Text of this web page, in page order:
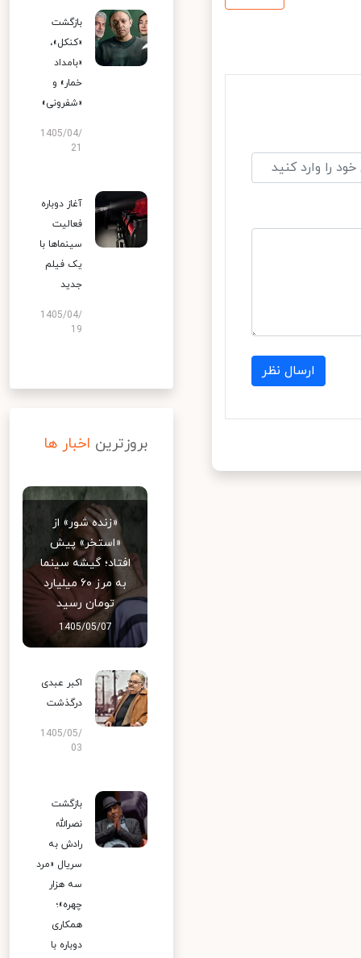
ارسال نظر
بازگشت
«کنکل»،
«بامداد
خمار» و
«شفرونی»
1405/04/
آغاز دوباره
فعالیت
سینماها با
یک فیلم
جدید
1405/04/
19
بروزترین اخبار ها
«زنده شور» از
«استخر» پیش
افتاد؛ گیشه سینما
به مرز ۶۰ میلیارد
تومان رسید
1405/05/07
اکبر عبدی
درگذشت
1405/05/
03
بازگشت
نصرالله
رادش به
سریال «مرد
سه هزار
چهره»؛
همکاری
دوباره با